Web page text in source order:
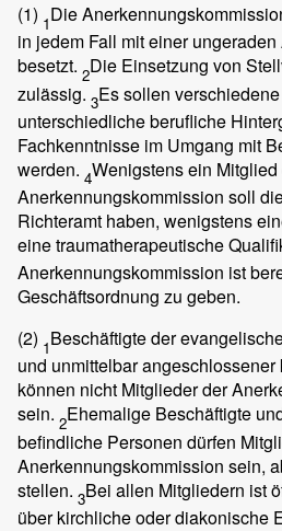
(1) 1Die
in jedem Fall mit einer
besetzt. 2Die Einsetzung von
zulässig. 3Es sollen
unterschiedliche berufliche
Fachkenntnisse im Umgang mit
werden. 4Wenigstens ein Mitglied
Anerkennungskommission soll
Richteramt haben, wenigstens
eine traumatherapeutische
Anerkennungskommission ist
Geschäftsordnung zu geben.
(2) 1Beschäftigte der
und unmittelbar
können nicht Mitglieder der
sein. 2Ehemalige Beschäftigte
befindliche Personen dürfen
Anerkennungskommission sein,
stellen. 3Bei allen Mitgliedern ist
über kirchliche oder diakonische